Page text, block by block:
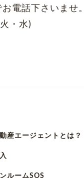
お電話下さいませ。
・水)
産エージェントとは？
ルームSOS